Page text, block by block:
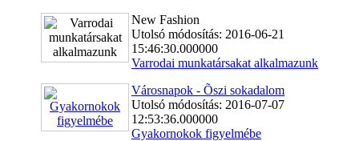
New Fashion
Utolsó módosítás: 2016-06-21
15:46:30.000000
Varrodai munkatársakat alkalmazunk
Városnapok - Õszi sokadalom
Utolsó módosítás: 2016-07-07
12:53:36.000000
Gyakornokok figyelmébe